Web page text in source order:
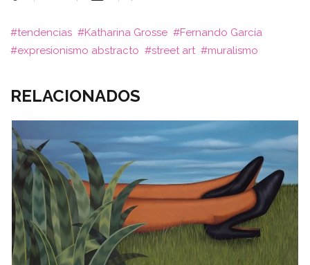
tendencias Katharina Grosse
Fernando García
expresionismo abstracto
street art muralismo
RELACIONADOS